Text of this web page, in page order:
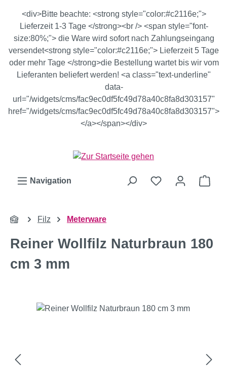
Zum Hauptinhalt springen
<div>Bitte beachte: <strong style="color:#c2116e;">
Lieferzeit 1-3 Tage </strong><br /> <span style="font-
size:80%;"> die Ware wird sofort nach Zahlungseingang
versendet<strong style="color:#c2116e;"> Lieferzeit 5 Tage
oder mehr Tage </strong>die Bestellung wartet bis wir vom
Lieferanten beliefert werden! <a class="text-underline"
data-
url="/widgets/cms/fac9ec0df5fc49d78a40c8fa8d303157"
href="/widgets/cms/fac9ec0df5fc49d78a40c8fa8d303157">
</a></span></div>
Navigation
Filz Meterware
Reiner Wollfilz Naturbraun 180
cm 3 mm
Bildergalerie überspringen